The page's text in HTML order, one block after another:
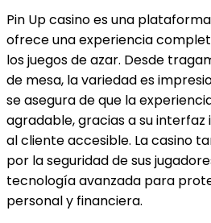
Pin Up casino es una
ofrece una experiencia
los juegos de azar. Desde
de mesa, la variedad es
se asegura de que la
agradable, gracias a su interfaz
al cliente accesible. La casino
por la seguridad de sus
tecnología avanzada para
personal y financiera.